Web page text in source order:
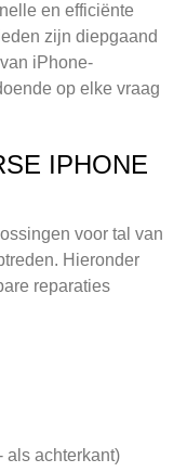
en efficiënte
zijn diepgaand
iPhone-
op elke vraag
IPHONE
voor tal van
Hieronder
reparaties
als achterkant)